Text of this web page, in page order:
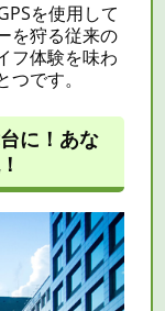
を使用して
を狩る従来の
フ体験を味わ
です。
に！あな